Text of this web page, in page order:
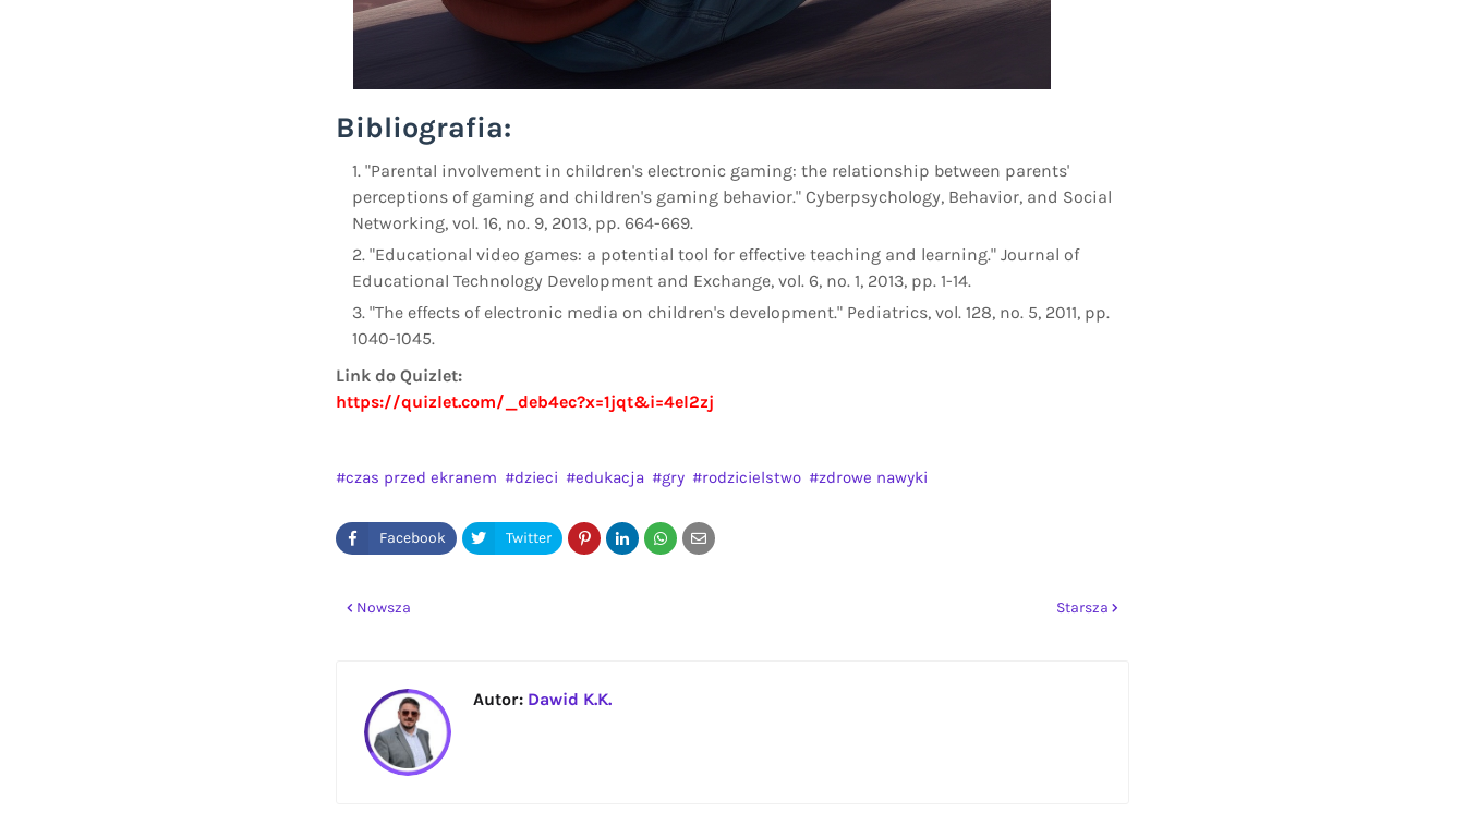
Bibliografia:
"Parental involvement in children's electronic gaming: the relationship between parents'
perceptions of gaming and children's gaming behavior." Cyberpsychology, Behavior, and Social
Networking, vol. 16, no. 9, 2013, pp. 664-669.
"Educational video games: a potential tool for effective teaching and learning." Journal of
Educational Technology Development and Exchange, vol. 6, no. 1, 2013, pp. 1-14.
"The effects of electronic media on children's development." Pediatrics, vol. 128, no. 5, 2011, pp.
1040-1045.
Link do Quizlet:
https://quizlet.com/_deb4ec?x=1jqt&i=4el2zj
czas przed ekranem dzieci edukacja gry rodzicielstwo zdrowe nawyki
Nowsza Starsza
Autor: Dawid K.K.